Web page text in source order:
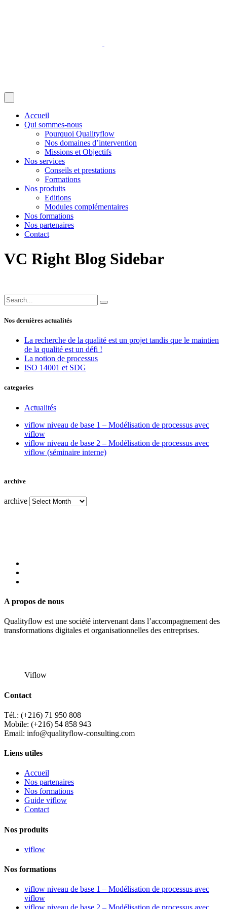
Accueil
Qui sommes-nous
Pourquoi Qualityflow
Nos domaines d’intervention
Missions et Objectifs
Nos services
Conseils et prestations
Formations
Nos produits
Editions
Modules complémentaires
Nos formations
Nos partenaires
Contact
VC Right Blog Sidebar
Nos dernières actualités
La recherche de la qualité est un projet tandis que le maintien
de la qualité est un défi !
La notion de processus
ISO 14001 et SDG
categories
Actualités
viflow niveau de base 1 – Modélisation de processus avec
viflow
viflow niveau de base 2 – Modélisation de processus avec
viflow (séminaire interne)
archive
archive
A propos de nous
Qualityflow est une société intervenant dans l’accompagnement des
transformations digitales et organisationnelles des entreprises.
Viflow
Contact
Tél.: (+216) 71 950 808
Mobile: (+216) 54 858 943
Email: info@qualityflow-consulting.com
Liens utiles
Accueil
Nos partenaires
Nos formations
Guide viflow
Contact
Nos produits
viflow
Nos formations
viflow niveau de base 1 – Modélisation de processus avec
viflow